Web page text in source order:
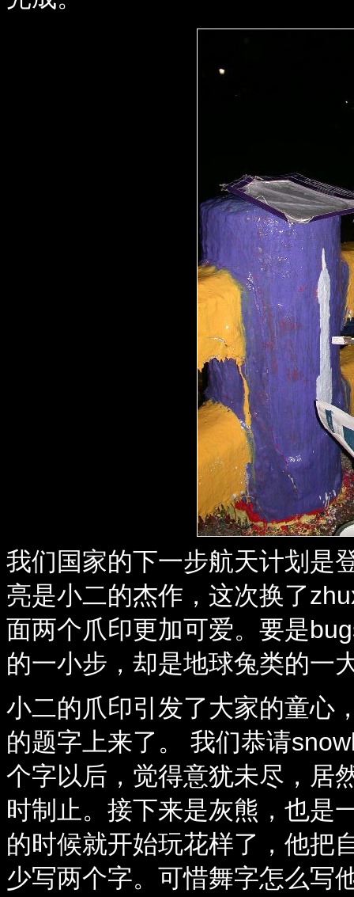
我们国家的下一步航天计划是
亮是小二的杰作，这次换了
面两个爪印更加可爱。要是
的一小步，却是地球兔类的一
小二的爪印引发了大家的童心
的题字上来了。 我们恭请
个字以后，觉得意犹未尽，居
时制止。接下来是灰熊，也是
的时候就开始玩花样了，他把
少写两个字。可惜舞字怎么写